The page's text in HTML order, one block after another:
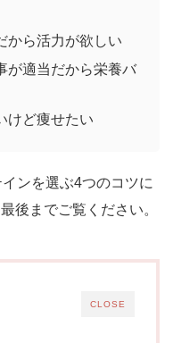
から活力が欲しい
が適当だから栄養バ
けど痩せたい
ンを選ぶ4つのコツに
後までご覧ください。
CLOSE